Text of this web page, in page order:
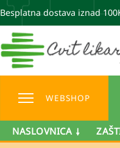
Besplatna dostava iznad
WEBSHOP
NASLOVNICA